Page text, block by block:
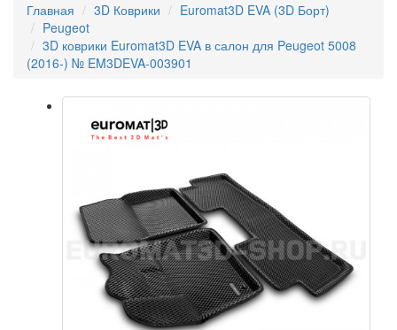
Главная 3D Коврики
Euromat3D EVA (3D Борт)
Peugeot
3D коврики Euromat3D EVA в салон для Peugeot 5008
(2016-) № EM3DEVA-003901